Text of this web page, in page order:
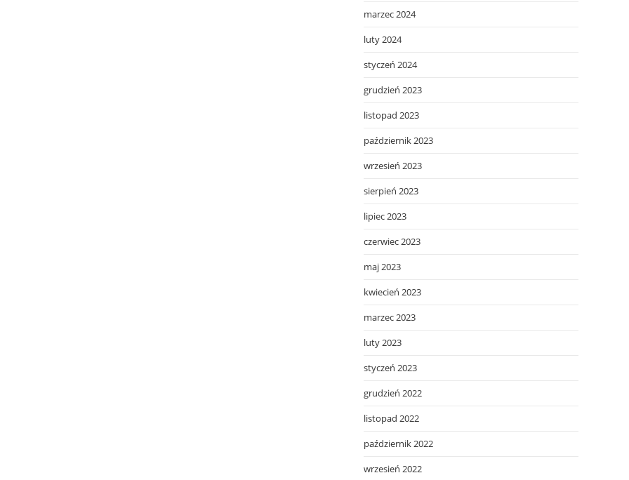
marzec 2024
luty 2024
styczeń 2024
grudzień 2023
listopad 2023
październik 2023
wrzesień 2023
sierpień 2023
lipiec 2023
czerwiec 2023
maj 2023
kwiecień 2023
marzec 2023
luty 2023
styczeń 2023
grudzień 2022
listopad 2022
październik 2022
wrzesień 2022